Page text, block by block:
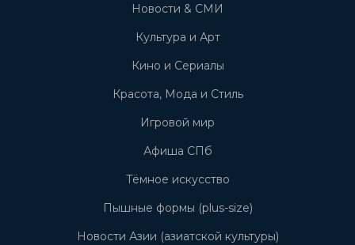
Новости & СМИ
Культура и Арт
Кино и Сериалы
Красота, Мода и Стиль
Игровой мир
Афиша СПб
Тёмное искусство
Пышные формы (plus-size)
Новости Азии (азиатской культуры)